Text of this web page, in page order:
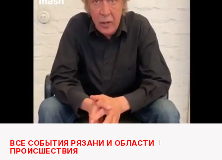
О НАС
ПОИСК ПО САЙТУ
ВСЕ СОБЫТИЯ РЯЗАНИ И ОБЛАСТИ
ПРОИСШЕСТВИЯ